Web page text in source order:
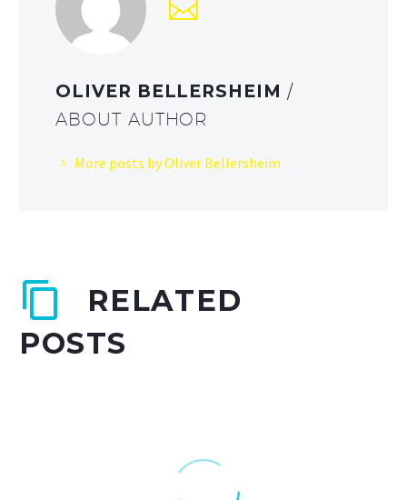
OLIVER BELLERSHEIM/
ABOUT AUTHOR
More posts by Oliver Bellersheim
RELATED
POSTS